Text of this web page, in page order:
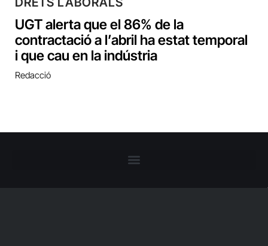
UGT alerta que el 86% de la
contractació a l’abril ha estat temporal
i que cau en la indústria
Redacció